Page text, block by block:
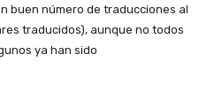
buen número de traducciones al
traducidos), aunque no todos
ya han sido